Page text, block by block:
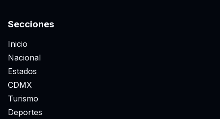
Secciones
Inicio
Nacional
Estados
CDMX
Turismo
Deportes